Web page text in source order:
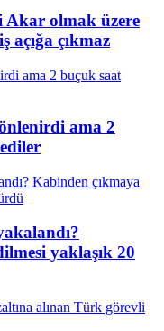
Akar olmak üzere
açığa çıkmaz
ama 2
yaklaşık 20